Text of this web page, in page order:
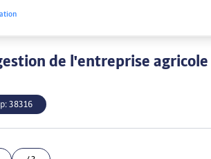
de l'entreprise agricole
38316